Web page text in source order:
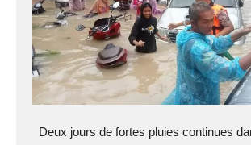
Deux jours de fortes pluies continues